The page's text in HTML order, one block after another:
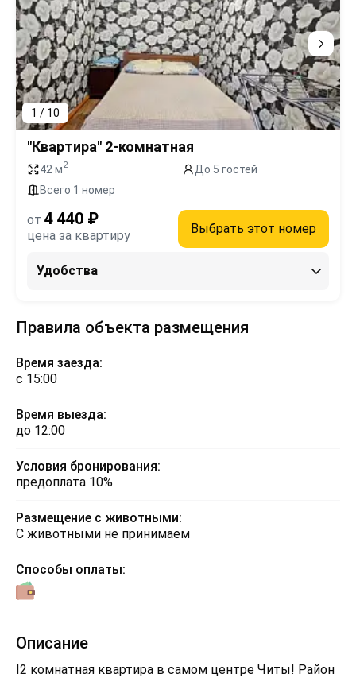
1 / 10
"Квартира" 2-комнатная
42 м2
До 5 гостей
Всего 1 номер
от 4 440 ₽
цена за квартиру Выбрать этот номер
Удобства
Правила объекта размещения
Время заезда:
с 15:00
Время выезда:
до 12:00
Условия бронирования:
предоплата 10%
Размещение с животными:
С животными не принимаем
Способы оплаты:
Описание
I2 комнатная квартира в самом центре Читы! Район